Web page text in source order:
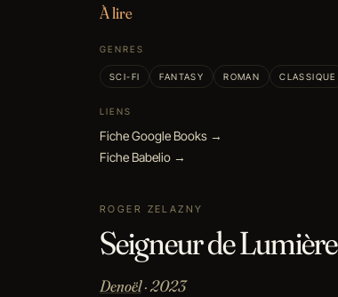
À lire
GENRES
SCI-FI FANTASY ROMAN CLASSIQUE
LIENS
Fiche Google Books →
Fiche Babelio →
ROGER ZELAZNY
Seigneur de Lumière
Denoël· 2023